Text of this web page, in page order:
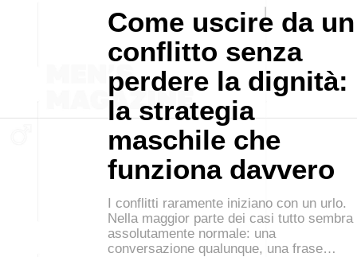
Come uscire da un
conflitto senza
perdere la dignità:
la strategia
maschile che
funziona davvero
I conflitti raramente iniziano con un urlo.
Nella maggior parte dei casi tutto sembra
assolutamente normale: una
conversazione qualunque, una frase…